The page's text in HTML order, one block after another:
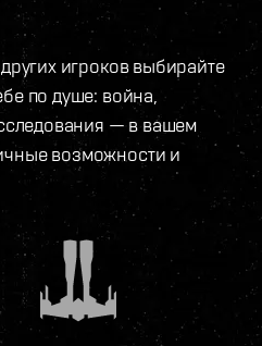
игроков выбирайте
по душе: война,
— в вашем
возможности и